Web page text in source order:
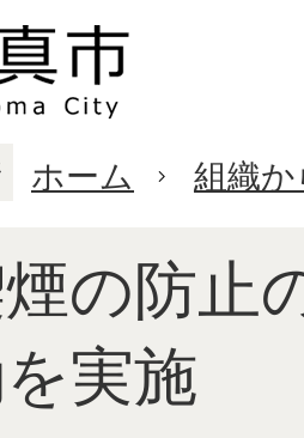
ホーム 組織
の防止
実施